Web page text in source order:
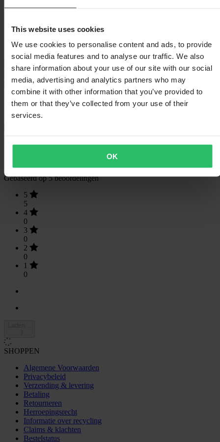
This website uses cookies
We use cookies to personalise content and ads, to provide
social media features and to analyse our traffic. We also
share information about your use of our site with our social
media, advertising and analytics partners who may
combine it with other information that you’ve provided to
them or that they’ve collected from your use of their
services.
OK
Verpakkingsgewicht
Hoogte Verpakking120
Verpakkingsbreedte300
Maattabel
Veiligheidsinformatie
Klantenbeoordelingen (5)
van de 5
Gebaseerd op 5 beoordelingen
5
5
4
0
3
0
2
0
1
0
SHOPPEN
Algemene Voorwaarden
Privacybeleid
Verzending & levering
Betaling
Retourneren
Herroepingsrecht
Informatie over recycling
Claims & klachten
Bestelstatus